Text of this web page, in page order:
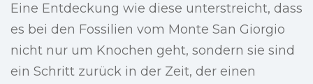
Eine Entdeckung wie diese unterstreicht, dass
es bei den Fossilien vom Monte San Giorgio
nicht nur um Knochen geht, sondern sie sind
ein Schritt zurück in der Zeit, der einen